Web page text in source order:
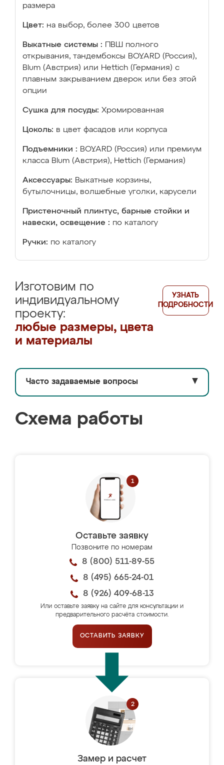
размера
Цвет: на выбор, более 300 цветов
Выкатные системы :
ПВШ полного
открывания, тандембоксы BOYARD (Россия),
Blum (Австрия) или Hettich (Германия) с
плавным закрыванием дверок или без этой
опции
Сушка для посуды: Хромированная
Цоколь: в цвет фасадов или корпуса
Подъемники : BOYARD (Россия) или премиум
класса Blum (Австрия), Hettich (Германия)
Аксессуары: Выкатные корзины,
бутылочницы, волшебные уголки, карусели
Пристеночный плинтус, барные стойки и
навески, освещение : по каталогу
Ручки: по каталогу
Изготовим по
индивидуальному
проекту:
любые размеры, цвета
и материалы
УЗНАТЬ
ПОДРОБНОСТИ
Часто задаваемые вопросы ▼
Схема работы
Оставьте заявку
Позвоните по номерам
8 (800) 511-89-55
8 (495) 665-24-01
8 (926) 409-68-13
Или оставьте заявку на сайте для консультации и
предварительного расчёта стоимости.
ОСТАВИТЬ ЗАЯВКУ
Замер и расчет